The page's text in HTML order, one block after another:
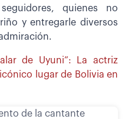
quienes no
y entregarle diversos
de Uyuni”: La actriz
lugar de Bolivia en
de la cantante